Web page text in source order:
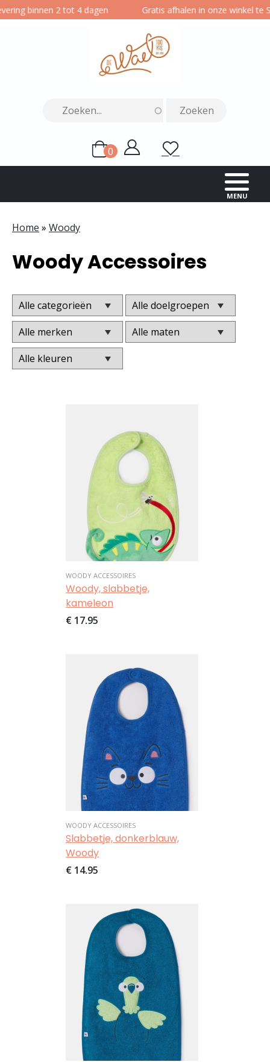
Overslaan
en
2 tot 4 dagen Gratis afhalen in onze winkel te Sint-Niklaas
0
itemsGebruikersmenu
Mijn
Wensenlijst
MENU
Home Woody
Woody Accessoires
WOODY ACCESSOIRES
Woody, slabbetje,
kameleon
€ 17,95
WOODY ACCESSOIRES
Slabbetje, donkerblauw,
Woody
€ 14,95
Afbeelding